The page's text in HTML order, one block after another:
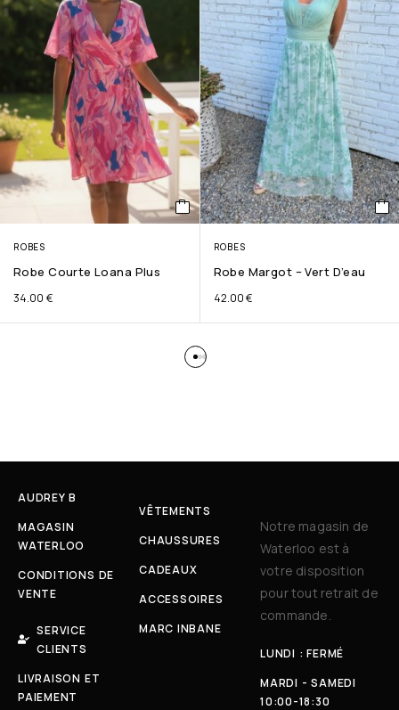
ROBES
Robe Courte Loana Plus
34.00 €
ROBES
Robe Margot – Vert D’eau
42.00€
AUDREY B
MAGASIN
WATERLOO
CONDITIONS DE
VENTE
SERVICE
CLIENTS
LIVRAISON ET
PAIEMENT
VÊTEMENTS
CHAUSSURES
CADEAUX
ACCESSOIRES
MARC INBANE
Notre magasin de
Waterloo est à
votre disposition
pour tout retrait de
commande.
LUNDI : FERMÉ
MARDI - SAMEDI
10:00-18:30